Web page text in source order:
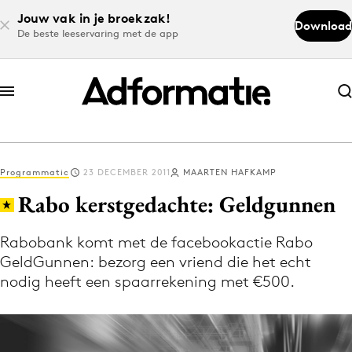
Jouw vak in je broekzak!
De beste leeservaring met de app
Download
Abonneer nu
Abonneer nu
Log in
Download de app
Volg het laatste nieuws via de Adformatie
Nieuws app
Programmatic 23 DECEMBER 2011 MAARTEN HAFKAMP
Rabo kerstgedachte: Geldgunnen
Rabobank komt met de facebookactie Rabo
GeldGunnen: bezorg een vriend die het echt
nodig heeft een spaarrekening met €500.